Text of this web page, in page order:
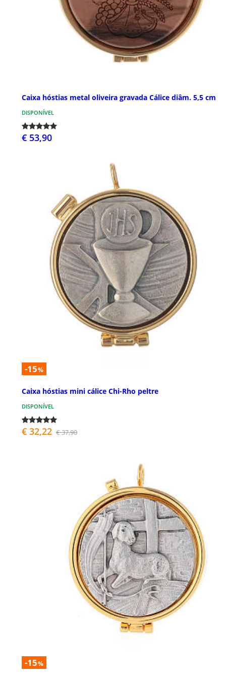
Caixa hóstias metal oliveira gravada Cálice diâm. 5,5 cm
DISPONÍVEL
€ 53,90
-15%
Caixa hóstias mini cálice Chi-Rho peltre
DISPONÍVEL
€ 32,22 € 37,90
-15%